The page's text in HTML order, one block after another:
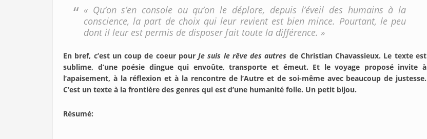
« Qu’on s’en console ou qu’on le déplore, depuis l’éveil des humains à la
conscience, la part de choix qui leur revient est bien mince. Pourtant, le peu
dont il leur est permis de disposer fait toute la différence. »
En bref, c’est un coup de coeur pourJe suis le rêve des autres de Christian Chavassieux. Le texte est
sublime, d’une poésie dingue qui envoûte, transporte et émeut. Et le voyage proposé invite à
l’apaisement, à la réflexion et à la rencontre de l’Autre et de soi-même avec beaucoup de justesse.
C’est un texte à la frontière des genres qui est d’une humanité folle. Un petit bijou.
Résumé: